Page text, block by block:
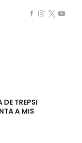
TREPSI
A MIS